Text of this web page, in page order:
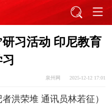
习活动 印尼教育
泉州网 2025-12-12 17:01
洪荣堆 通讯员林若征）